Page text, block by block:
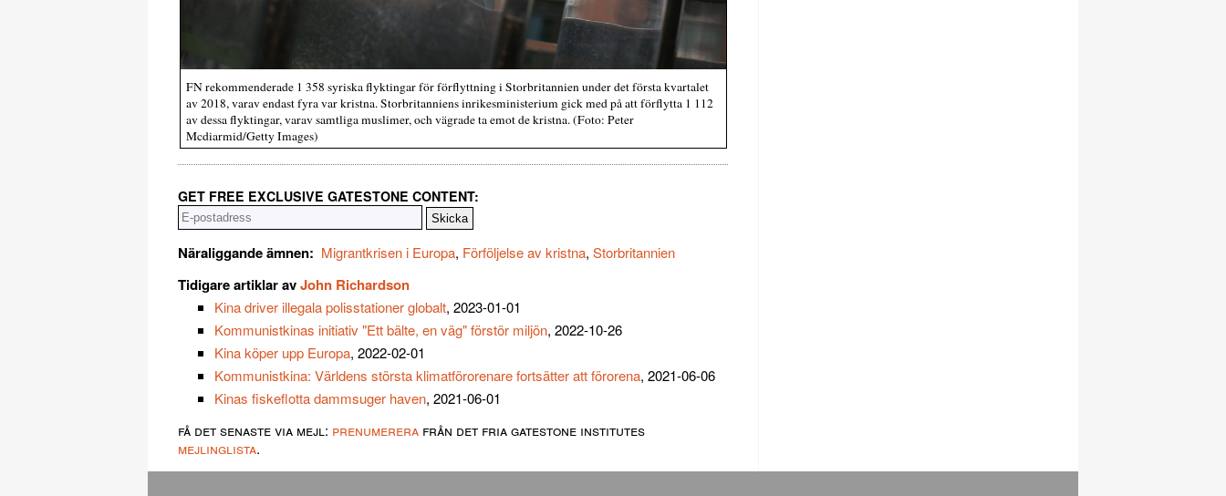
FN rekommenderade 1 358 syriska flyktingar för förflyttning i Storbritannien under det första kvartalet
av 2018, varav endast fyra var kristna. Storbritanniens inrikesministerium gick med på att förflytta 1 112
av dessa flyktingar, varav samtliga muslimer, och vägrade ta emot de kristna. (Foto: Peter
Mcdiarmid/Getty Images)
GET FREE EXCLUSIVE GATESTONE CONTENT:
Näraliggande ämnen: Migrantkrisen i Europa, Förföljelse av kristna, Storbritannien
Tidigare artiklar avJohn Richardson
Kina driver illegala polisstationer globalt, 2023-01-01
Kommunistkinas initiativ "Ett bälte, en väg" förstör miljön, 2022-10-26
Kina köper upp Europa, 2022-02-01
Kommunistkina: Världens största klimatförorenare fortsätter att förorena, 2021-06-06
Kinas fiskeflotta dammsuger haven, 2021-06-01
få det senaste via mejl: prenumerera från det fria gatestone institutes
mejlinglista.